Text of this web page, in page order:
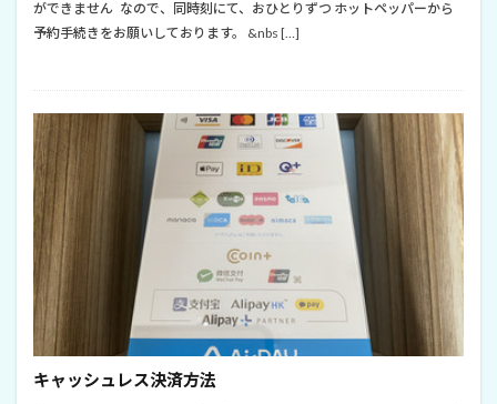
ができません なので、同時刻にて、おひとりずつ ホットペッパーから
予約手続きをお願いしております。 &nbs […]
キャッシュレス決済方法